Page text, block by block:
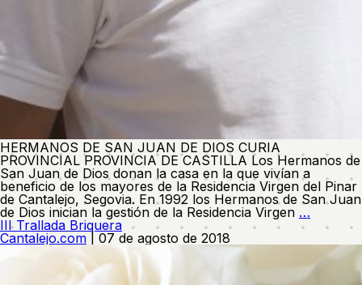
HERMANOS DE SAN JUAN DE DIOS CURIA
PROVINCIAL PROVINCIA DE CASTILLA Los Hermanos de
San Juan de Dios donan la casa en la que vivían a
beneficio de los mayores de la Residencia Virgen del Pinar
de Cantalejo, Segovia. En 1992 los Hermanos de San Juan
de Dios inician la gestión de la Residencia Virgen …
San
Juan
de
III Trallada Briquera
Cantalejo.com
07 de agosto de 2018